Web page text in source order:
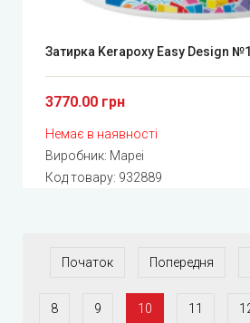
Затирка Kerapoxy Easy Design
3770.00 грн
Немає в наявності
Виробник: Mapei
Код товару: 932889
Початок Попередня
8 9 10 11